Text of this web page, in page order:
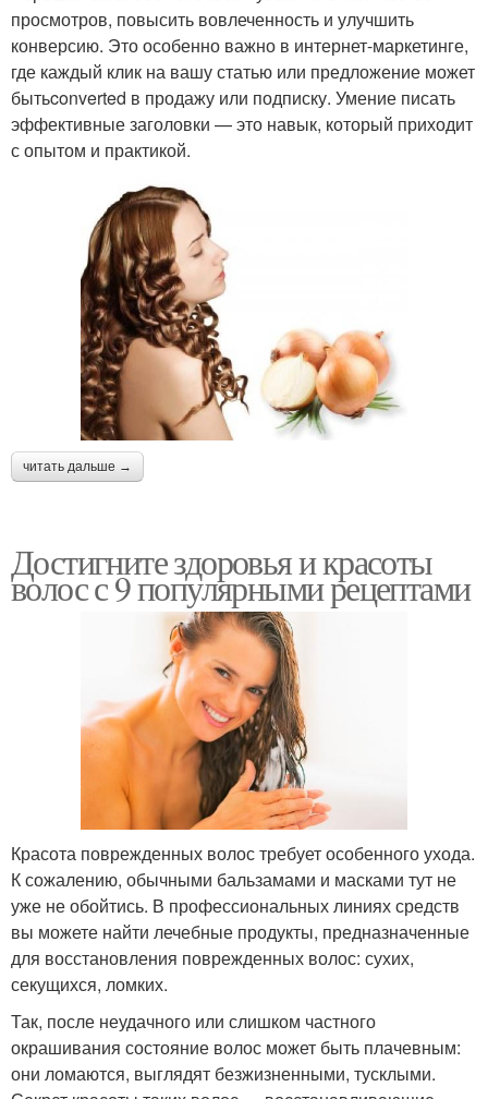
просмотров, повысить вовлеченность и улучшить
конверсию. Это особенно важно в интернет-маркетинге,
где каждый клик на вашу статью или предложение может
бытьconverted в продажу или подписку. Умение писать
эффективные заголовки — это навык, который приходит
с опытом и практикой.
читать дальше →
Достигните здоровья и красоты
волос с 9 популярными рецептами
Красота поврежденных волос требует особенного ухода.
К сожалению, обычными бальзамами и масками тут не
уже не обойтись. В профессиональных линиях средств
вы можете найти лечебные продукты, предназначенные
для восстановления поврежденных волос: сухих,
секущихся, ломких.
Так, после неудачного или слишком частного
окрашивания состояние волос может быть плачевным:
они ломаются, выглядят безжизненными, тусклыми.